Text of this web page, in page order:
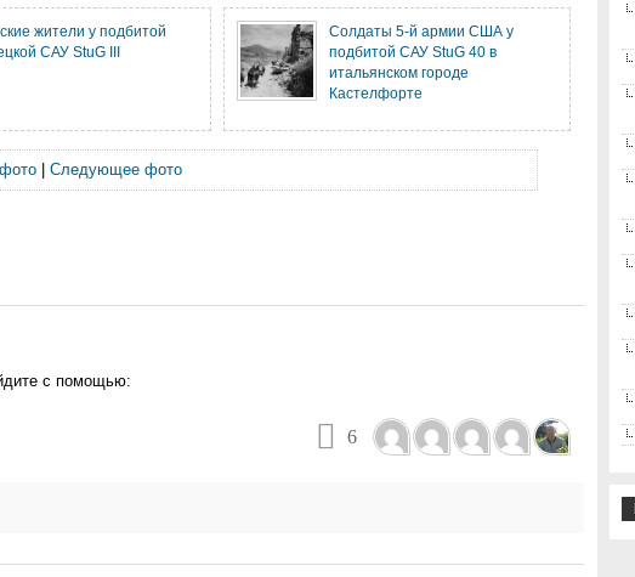
жители у подбитой
САУ StuG III
Солдаты 5-й армии США у
подбитой САУ StuG 40 в
итальянском городе
Кастелфорте
| Следующее фото
с помощью:
6